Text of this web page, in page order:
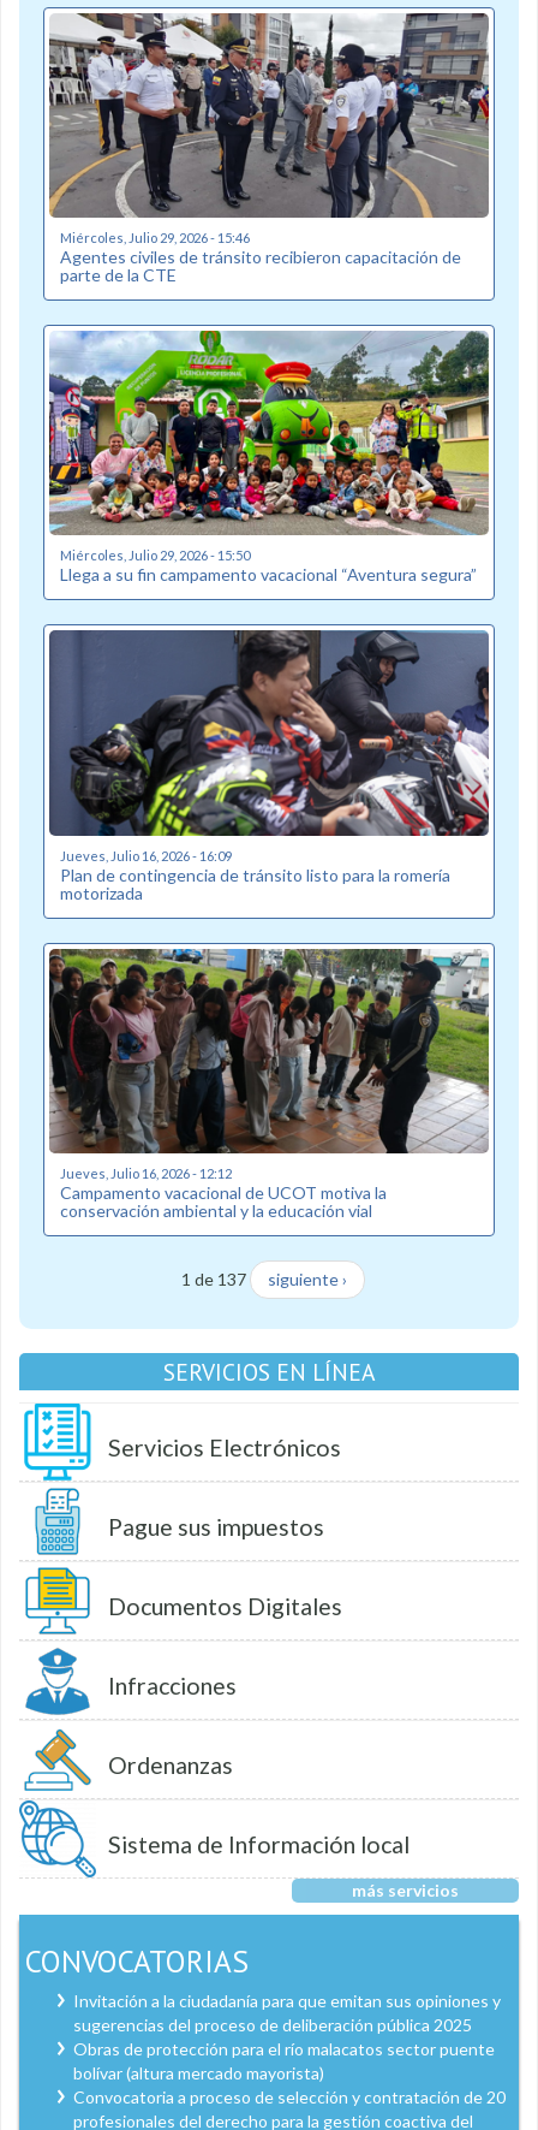
Miércoles, Julio 29, 2026 - 15:46
Agentes civiles de tránsito recibieron capacitación de
parte de la CTE
Miércoles, Julio 29, 2026 - 15:50
Llega a su fin campamento vacacional “Aventura segura”
Jueves, Julio 16, 2026 - 16:09
Plan de contingencia de tránsito listo para la romería
motorizada
Jueves, Julio 16, 2026 - 12:12
Campamento vacacional de UCOT motiva la
conservación ambiental y la educación vial
1 de 137 siguiente ›
SERVICIOS EN LÍNEA
Servicios Electrónicos
Pague sus impuestos
Documentos Digitales
Infracciones
Ordenanzas
Sistema de Información local
más servicios
CONVOCATORIAS
Invitación a la ciudadanía para que emitan sus opiniones y
sugerencias del proceso de deliberación pública 2025
Obras de protección para el río malacatos sector puente
bolívar (altura mercado mayorista)
Convocatoria a proceso de selección y contratación de 20
profesionales del derecho para la gestión coactiva del